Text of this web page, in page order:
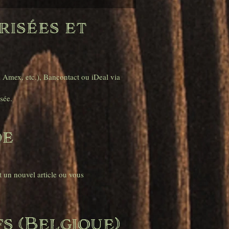
et
Amex, etc.), Bancontact ou iDeal via
un nouvel article ou vous
(Belgique)